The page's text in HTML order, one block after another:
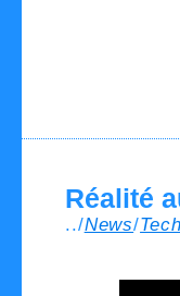
Réalité
../News/